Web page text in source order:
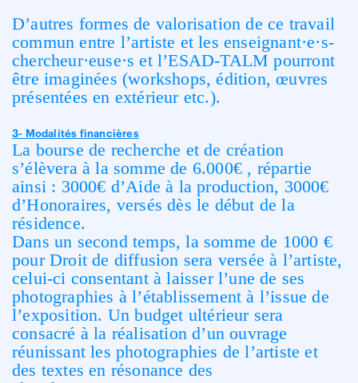
D’autres formes de valorisation de ce travail
commun entre l’artiste et les enseignant·e·s-
chercheur·euse·s et l’ESAD-TALM pourront
être imaginées (workshops, édition, œuvres
présentées en extérieur etc.).
3- Modalités financières
La bourse de recherche et de création
s’élèvera à la somme de 6.000€ , répartie
ainsi : 3000€ d’Aide à la production, 3000€
d’Honoraires, versés dès le début de la
résidence.
Dans un second temps, la somme de 1000 €
pour Droit de diffusion sera versée à l’artiste,
celui-ci consentant à laisser l’une de ses
photographies à l’établissement à l’issue de
l’exposition. Un budget ultérieur sera
consacré à la réalisation d’un ouvrage
réunissant les photographies de l’artiste et
des textes en résonance des